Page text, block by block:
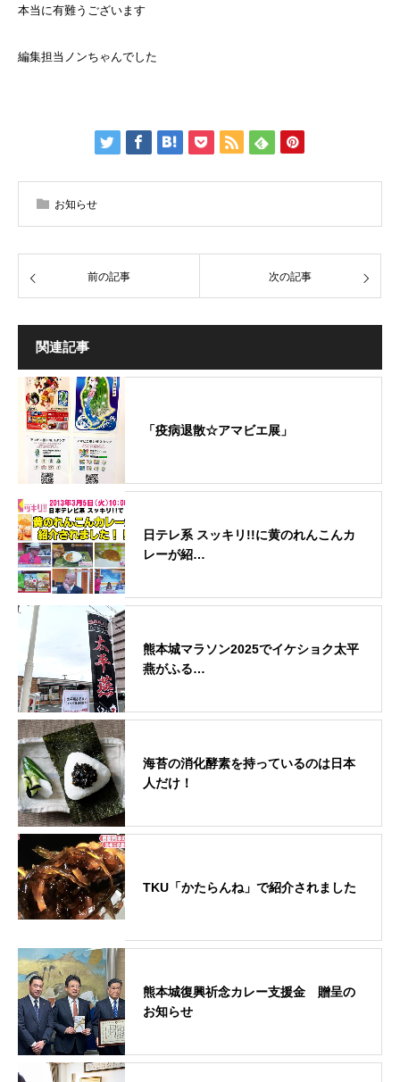
本当に有難うございます
編集担当ノンちゃんでした
お知らせ
前の記事 次の記事
関連記事
「疫病退散☆アマビエ展」
日テレ系 スッキリ!!に黄のれんこんカ
レーが紹…
熊本城マラソン2025でイケショク太平
燕がふる…
海苔の消化酵素を持っているのは日本
人だけ！
TKU「かたらんね」で紹介されました
熊本城復興祈念カレー支援金 贈呈の
お知らせ